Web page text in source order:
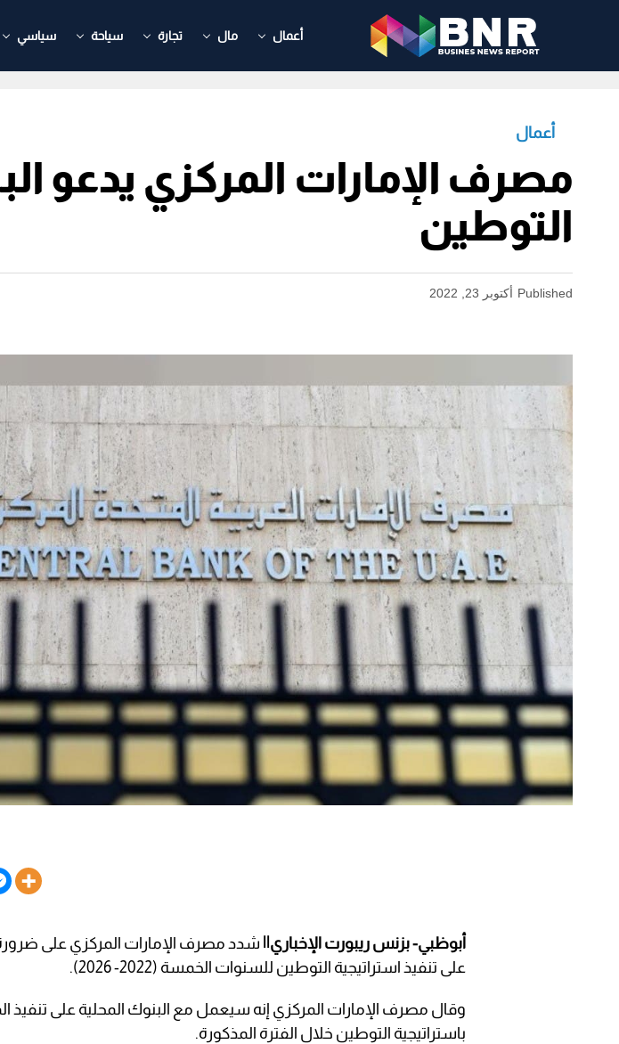
أعمال مال تجارة سياحة سياسي
أعمال
مصرف الإمارات المركزي يدعو
التوطين
Published أكتوبر 23, 2022
أبوظبي- بزنس ريبورت الإخباري|| شدد مصرف الإمارات المركزي على
على تنفيذ استراتيجية التوطين للسنوات الخمسة (2022- 2026).
وقال مصرف الإمارات المركزي إنه سيعمل مع البنوك المحلية على تنفيذ
باستراتيجية التوطين خلال الفترة المذكورة.